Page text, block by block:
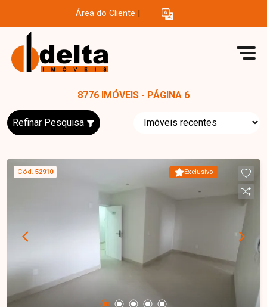
Área do Cliente
8776 IMÓVEIS - PÁGINA 6
Refinar Pesquisa
Exclusivo
Cód. 52910